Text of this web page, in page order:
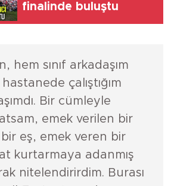
finalinde buluştu
hem sınıf arkadaşım
çalıştığım
Bir cümleyle
emek verilen bir
eş, emek veren bir
kurtarmaya adanmış
nitelendirirdim. Burası